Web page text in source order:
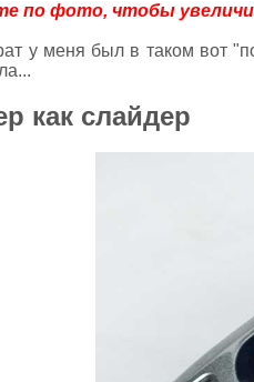
по фото, чтобы
у меня был в таком вот
как слайдер